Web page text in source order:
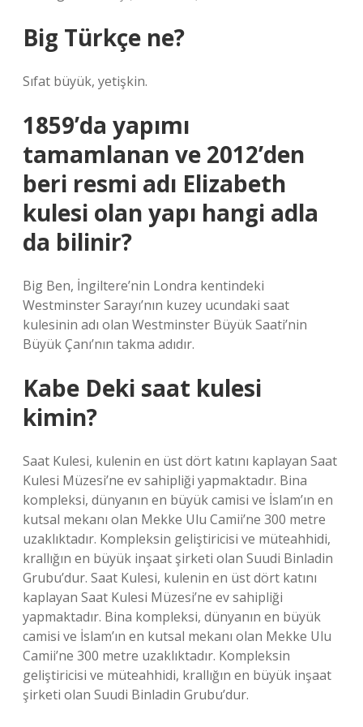
Big Türkçe ne?
Sıfat büyük, yetişkin.
1859’da yapımı
tamamlanan ve 2012’den
beri resmi adı Elizabeth
kulesi olan yapı hangi adla
da bilinir?
Big Ben, İngiltere’nin Londra kentindeki
Westminster Sarayı’nın kuzey ucundaki saat
kulesinin adı olan Westminster Büyük Saati’nin
Büyük Çanı’nın takma adıdır.
Kabe Deki saat kulesi
kimin?
Saat Kulesi, kulenin en üst dört katını kaplayan Saat
Kulesi Müzesi’ne ev sahipliği yapmaktadır. Bina
kompleksi, dünyanın en büyük camisi ve İslam’ın en
kutsal mekanı olan Mekke Ulu Camii’ne 300 metre
uzaklıktadır. Kompleksin geliştiricisi ve müteahhidi,
krallığın en büyük inşaat şirketi olan Suudi Binladin
Grubu’dur. Saat Kulesi, kulenin en üst dört katını
kaplayan Saat Kulesi Müzesi’ne ev sahipliği
yapmaktadır. Bina kompleksi, dünyanın en büyük
camisi ve İslam’ın en kutsal mekanı olan Mekke Ulu
Camii’ne 300 metre uzaklıktadır. Kompleksin
geliştiricisi ve müteahhidi, krallığın en büyük inşaat
şirketi olan Suudi Binladin Grubu’dur.